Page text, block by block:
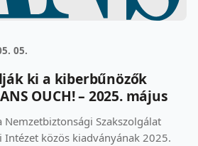
05.
ki a kiberbűnözők
OUCH! – 2025. május
Nemzetbiztonsági Szakszolgálat
közös kiadványának 2025.